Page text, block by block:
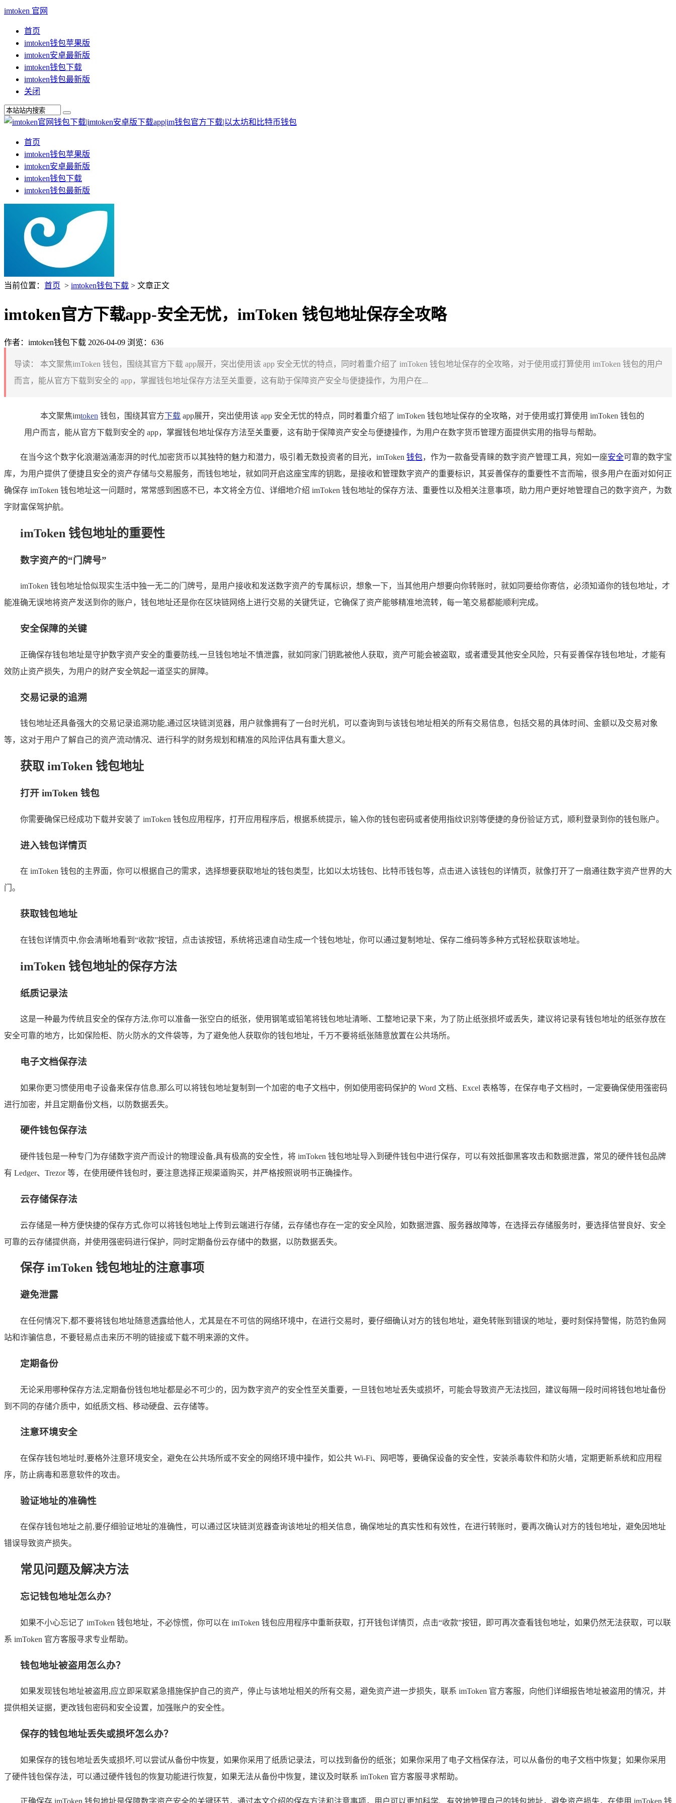
imtoken 官网
首页
imtoken钱包苹果版
imtoken安卓最新版
imtoken钱包下载
imtoken钱包最新版
关闭
首页
imtoken钱包苹果版
imtoken安卓最新版
imtoken钱包下载
imtoken钱包最新版
当前位置： 首页 > imtoken钱包下载 > 文章正文
imtoken官方下载app-安全无忧，imToken 钱包地址保存全攻略
作者：imtoken钱包下载 2026-04-09 浏览：636
导读：
本文聚焦imToken 钱包，围绕其官方下载 app展开，突出使用该 app 安全无忧的特点，同时着重介绍了 imToken 钱包地址保存的全攻略，对于使用或打算使用 imToken 钱包的用户
而言，能从官方下载到安全的 app，掌握钱包地址保存方法至关重要，这有助于保障资产安全与便捷操作，为用户在...
本文聚焦imtoken 钱包，围绕其官方下载 app展开，突出使用该 app 安全无忧的特点，同时着重介绍了 imToken 钱包地址保存的全攻略，对于使用或打算使用 imToken 钱包的
用户而言，能从官方下载到安全的 app，掌握钱包地址保存方法至关重要，这有助于保障资产安全与便捷操作，为用户在数字货币管理方面提供实用的指导与帮助。
在当今这个数字化浪潮汹涌澎湃的时代,加密货币以其独特的魅力和潜力，吸引着无数投资者的目光，imToken 钱包，作为一款备受青睐的数字资产管理工具，宛如一座安全可靠的数字宝
库，为用户提供了便捷且安全的资产存储与交易服务，而钱包地址，就如同开启这座宝库的钥匙，是接收和管理数字资产的重要标识，其妥善保存的重要性不言而喻，很多用户在面对如何正
确保存 imToken 钱包地址这一问题时，常常感到困惑不已，本文将全方位、详细地介绍 imToken 钱包地址的保存方法、重要性以及相关注意事项，助力用户更好地管理自己的数字资产，为数
字财富保驾护航。
imToken 钱包地址的重要性
数字资产的“门牌号”
imToken 钱包地址恰似现实生活中独一无二的门牌号，是用户接收和发送数字资产的专属标识，想象一下，当其他用户想要向你转账时，就如同要给你寄信，必须知道你的钱包地址，才
能准确无误地将资产发送到你的账户，钱包地址还是你在区块链网络上进行交易的关键凭证，它确保了资产能够精准地流转，每一笔交易都能顺利完成。
安全保障的关键
正确保存钱包地址是守护数字资产安全的重要防线,一旦钱包地址不慎泄露，就如同家门钥匙被他人获取，资产可能会被盗取，或者遭受其他安全风险，只有妥善保存钱包地址，才能有
效防止资产损失，为用户的财产安全筑起一道坚实的屏障。
交易记录的追溯
钱包地址还具备强大的交易记录追溯功能,通过区块链浏览器，用户就像拥有了一台时光机，可以查询到与该钱包地址相关的所有交易信息，包括交易的具体时间、金额以及交易对象
等，这对于用户了解自己的资产流动情况、进行科学的财务规划和精准的风险评估具有重大意义。
获取 imToken 钱包地址
打开 imToken 钱包
你需要确保已经成功下载并安装了 imToken 钱包应用程序，打开应用程序后，根据系统提示，输入你的钱包密码或者使用指纹识别等便捷的身份验证方式，顺利登录到你的钱包账户。
进入钱包详情页
在 imToken 钱包的主界面，你可以根据自己的需求，选择想要获取地址的钱包类型，比如以太坊钱包、比特币钱包等，点击进入该钱包的详情页，就像打开了一扇通往数字资产世界的大
门。
获取钱包地址
在钱包详情页中,你会清晰地看到“收款”按钮，点击该按钮，系统将迅速自动生成一个钱包地址，你可以通过复制地址、保存二维码等多种方式轻松获取该地址。
imToken 钱包地址的保存方法
纸质记录法
这是一种最为传统且安全的保存方法,你可以准备一张空白的纸张，使用钢笔或铅笔将钱包地址清晰、工整地记录下来，为了防止纸张损坏或丢失，建议将记录有钱包地址的纸张存放在
安全可靠的地方，比如保险柜、防火防水的文件袋等，为了避免他人获取你的钱包地址，千万不要将纸张随意放置在公共场所。
电子文档保存法
如果你更习惯使用电子设备来保存信息,那么可以将钱包地址复制到一个加密的电子文档中，例如使用密码保护的 Word 文档、Excel 表格等，在保存电子文档时，一定要确保使用强密码
进行加密，并且定期备份文档，以防数据丢失。
硬件钱包保存法
硬件钱包是一种专门为存储数字资产而设计的物理设备,具有极高的安全性，将 imToken 钱包地址导入到硬件钱包中进行保存，可以有效抵御黑客攻击和数据泄露，常见的硬件钱包品牌
有 Ledger、Trezor 等，在使用硬件钱包时，要注意选择正规渠道购买，并严格按照说明书正确操作。
云存储保存法
云存储是一种方便快捷的保存方式,你可以将钱包地址上传到云端进行存储，云存储也存在一定的安全风险，如数据泄露、服务器故障等，在选择云存储服务时，要选择信誉良好、安全
可靠的云存储提供商，并使用强密码进行保护，同时定期备份云存储中的数据，以防数据丢失。
保存 imToken 钱包地址的注意事项
避免泄露
在任何情况下,都不要将钱包地址随意透露给他人，尤其是在不可信的网络环境中，在进行交易时，要仔细确认对方的钱包地址，避免转账到错误的地址，要时刻保持警惕，防范钓鱼网
站和诈骗信息，不要轻易点击来历不明的链接或下载不明来源的文件。
定期备份
无论采用哪种保存方法,定期备份钱包地址都是必不可少的，因为数字资产的安全性至关重要，一旦钱包地址丢失或损坏，可能会导致资产无法找回，建议每隔一段时间将钱包地址备份
到不同的存储介质中，如纸质文档、移动硬盘、云存储等。
注意环境安全
在保存钱包地址时,要格外注意环境安全，避免在公共场所或不安全的网络环境中操作，如公共 Wi-Fi、网吧等，要确保设备的安全性，安装杀毒软件和防火墙，定期更新系统和应用程
序，防止病毒和恶意软件的攻击。
验证地址的准确性
在保存钱包地址之前,要仔细验证地址的准确性，可以通过区块链浏览器查询该地址的相关信息，确保地址的真实性和有效性，在进行转账时，要再次确认对方的钱包地址，避免因地址
错误导致资产损失。
常见问题及解决方法
忘记钱包地址怎么办？
如果不小心忘记了 imToken 钱包地址，不必惊慌，你可以在 imToken 钱包应用程序中重新获取，打开钱包详情页，点击“收款”按钮，即可再次查看钱包地址，如果仍然无法获取，可以联
系 imToken 官方客服寻求专业帮助。
钱包地址被盗用怎么办？
如果发现钱包地址被盗用,应立即采取紧急措施保护自己的资产，停止与该地址相关的所有交易，避免资产进一步损失，联系 imToken 官方客服，向他们详细报告地址被盗用的情况，并
提供相关证据，更改钱包密码和安全设置，加强账户的安全性。
保存的钱包地址丢失或损坏怎么办？
如果保存的钱包地址丢失或损坏,可以尝试从备份中恢复，如果你采用了纸质记录法，可以找到备份的纸张；如果你采用了电子文档保存法，可以从备份的电子文档中恢复；如果你采用
了硬件钱包保存法，可以通过硬件钱包的恢复功能进行恢复，如果无法从备份中恢复，建议及时联系 imToken 官方客服寻求帮助。
正确保存 imToken 钱包地址是保障数字资产安全的关键环节，通过本文介绍的保存方法和注意事项，用户可以更加科学、有效地管理自己的钱包地址，避免资产损失，在使用 imToken 钱